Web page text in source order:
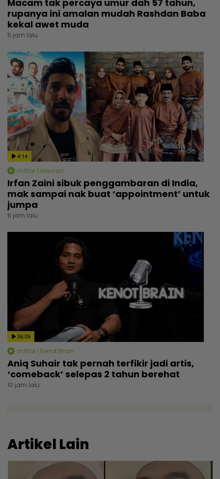
Macam tak percaya umur dah 57 tahun,
rupanya ini amalan mudah Rashdan Baba
kekal awet muda
5 jam lalu
4:14
mStar | Hiburan
Irfan Zaini sibuk penggambaran di India,
mak sampai nak buat ‘appointment’ untuk
jumpa
6 jam lalu
36:09
mStar | Kenot Brain
Aniq Suhair tak pernah terfikir jadi artis,
‘comeback’ selepas 2 tahun berehat
10 jam lalu
Artikel Lain